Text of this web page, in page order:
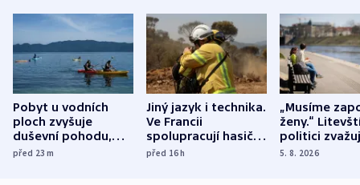
Pobyt u vodních
ploch zvyšuje
duševní pohodu,
ukázala
před 23m
Jiný jazyk i technika.
Ve Francii
spolupracují hasiči z
různých zemí
před 16h
„Musíme
ženy.“
politici
dohodu o
5. 8. 2026